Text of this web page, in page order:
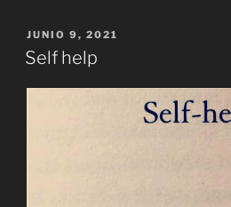
PUBLICADO
EL
JUNIO 9, 2021
Self help